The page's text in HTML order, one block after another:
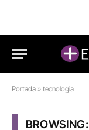
Portada » tecnologia
BROWSING: